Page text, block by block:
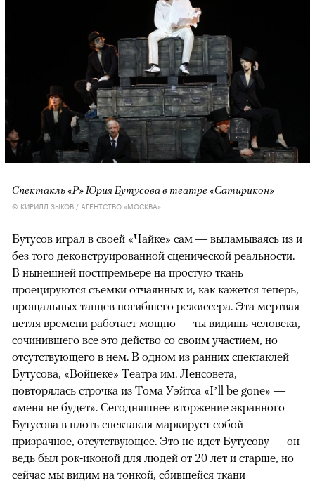
Спектакль «Р» Юрия Бутусова в театре «Сатирикон»
© КИРИЛЛ ЗЫКОВ / АГЕНТСТВО «МОСКВА»
Бутусов играл в своей «Чайке» сам — выламываясь из и
без того деконструированной сценической реальности.
В нынешней постпремьере на простую ткань
проецируются съемки отчаянных и, как кажется теперь,
прощальных танцев погибшего режиссера. Эта мертвая
петля времени работает мощно — ты видишь человека,
сочинившего все это действо со своим участием, но
отсутствующего в нем. В одном из ранних спектаклей
Бутусова, «Войцеке» Театра им. Ленсовета,
повторялась строчка из Тома Уэйтса «I’ll be gone» —
«меня не будет». Сегодняшнее вторжение экранного
Бутусова в плоть спектакля маркирует собой
призрачное, отсутствующее. Это не идет Бутусову — он
ведь был рок-иконой для людей от 20 лет и старше, но
сейчас мы видим на тонкой, сбившейся ткани